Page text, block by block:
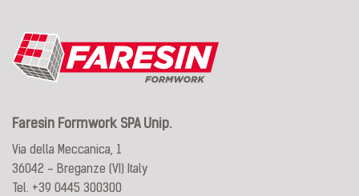
Faresin Formwork SPA Unip.
Via della Meccanica, 1
36042 - Breganze (VI) Italy
Tel. +39 0445 300300